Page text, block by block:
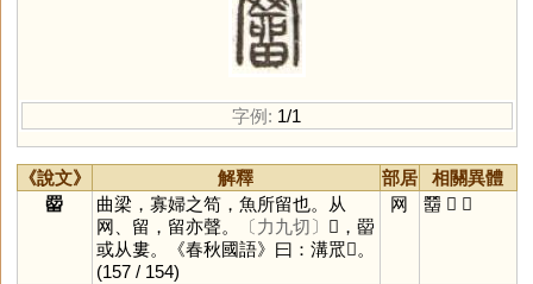
字例: 1/1
《說文》 解釋 部居
相關異體
罶
曲梁，寡婦之笱，魚所留也。从
网、留，留亦聲。
〔力九切〕
𦌁，罶
或从婁。《春秋國語》曰：溝罛𦌁。
(157 / 154)
网 羀 𦌁 𦌑